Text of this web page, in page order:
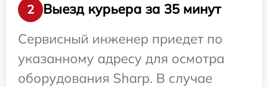
2
Выезд курьера за 35 минут
Сервисный инженер приедет по
указанному адресу для осмотра
оборудования Sharp. В случае